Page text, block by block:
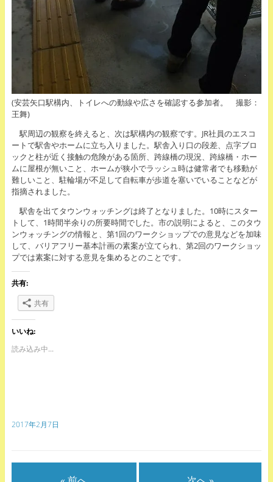
(安芸矢口駅構内、トイレへの動線や広さを確認する参加者。 撮影：
王舞)
駅周辺の観察を終えると、次は駅構内の観察です。JR社員のエスコ
ートで駅舎やホームに立ち入りました。駅舎入り口の段差、点字ブロ
ックと柱が近く接触の危険がある箇所、跨線橋の現況、跨線橋・ホー
ムに屋根が無いこと、ホームが狭小でラッシュ時は健常者でも移動が
難しいこと、駐輪場が不足して自転車が歩道を塞いでいることなどが
指摘されました。
駅舎を出てタウンウォッチングは終了となりました。10時にスター
トして、1時間半余りの所要時間でした。市の説明によると、このタウ
ンウォッチングの情報と、第1回のワークショップでの意見などを加味
して、バリアフリー基本計画の素案が立てられ、第2回のワークショッ
プでは素案に対する意見を集めるとのことです。
共有:
共有
いいね:
読み込み中...
2017年2月7日